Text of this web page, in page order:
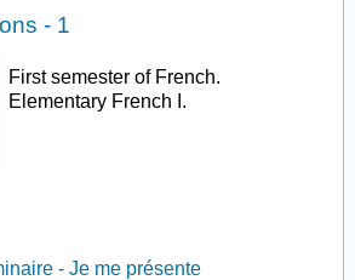
- 1
First semester of French.
Elementary French I.
- Je me présente